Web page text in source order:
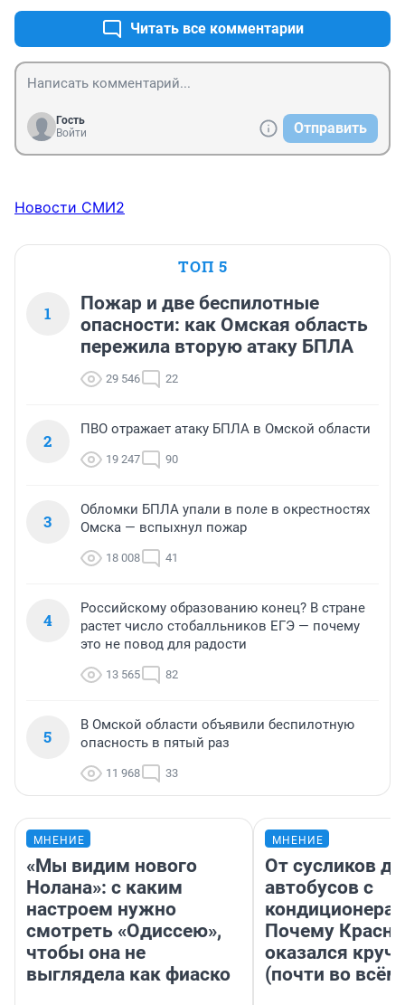
Читать все комментарии
Гость
Войти
Отправить
Новости СМИ2
ТОП 5
1
Пожар и две беспилотные
опасности: как Омская область
пережила вторую атаку БПЛА
29 546 22
2
ПВО отражает атаку БПЛА в Омской области
19 247 90
3
Обломки БПЛА упали в поле в окрестностях
Омска — вспыхнул пожар
18 008 41
4
Российскому образованию конец? В стране
растет число стобалльников ЕГЭ — почему
это не повод для радости
13 565 82
5
В Омской области объявили беспилотную
опасность в пятый раз
11 968 33
МНЕНИЕ
«Мы видим нового
Нолана»: с каким
настроем нужно
смотреть «Одиссею»,
чтобы она не
выглядела как фиаско
МНЕНИЕ
От сусликов до
автобусов с
Почему
оказался
(почти во